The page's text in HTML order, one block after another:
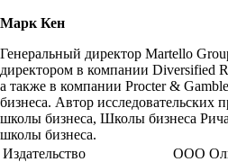
Марк Кен
Генеральный директор Martello
директором в компании Diversified
а также в компании Procter &
бизнеса. Автор исследовательских
школы бизнеса, Школы бизнеса
школы бизнеса.
Издательство
ООО